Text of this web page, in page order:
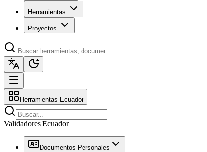
Herramientas
Proyectos
Herramientas Ecuador
Validadores Ecuador
Documentos Personales